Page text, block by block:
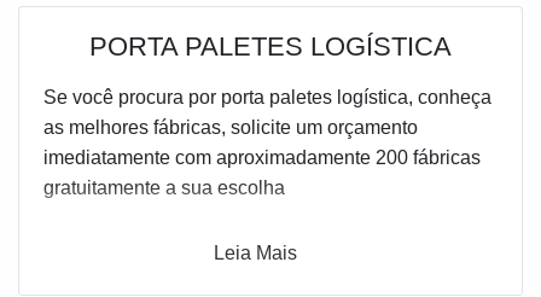
PORTA PALETES LOGÍSTICA
Se você procura por porta paletes logística, conheça
as melhores fábricas, solicite um orçamento
imediatamente com aproximadamente 200 fábricas
gratuitamente a sua escolha
Leia Mais